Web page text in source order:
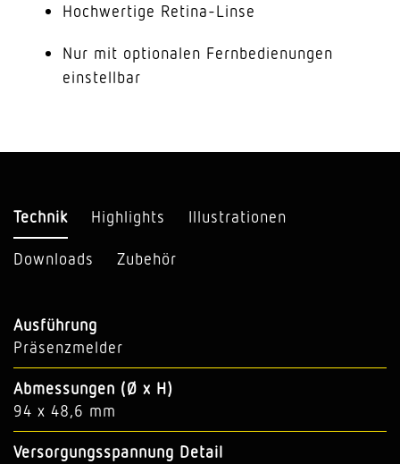
Hochwertige Retina-Linse
Nur mit optionalen Fernbedienungen
einstellbar
Technik Highlights Illustrationen
Downloads Zubehör
Ausführung
Präsenzmelder
Abmessungen (Ø x H)
94 x 48,6 mm
Versorgungsspannung Detail